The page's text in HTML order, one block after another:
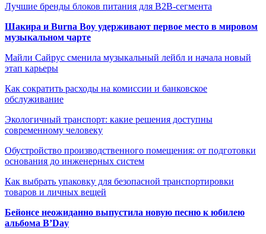
Лучшие бренды блоков питания для B2B-сегмента
Шакира и Burna Boy удерживают первое место в мировом
музыкальном чарте
Майли Сайрус сменила музыкальный лейбл и начала новый
этап карьеры
Как сократить расходы на комиссии и банковское
обслуживание
Экологичный транспорт: какие решения доступны
современному человеку
Обустройство производственного помещения: от подготовки
основания до инженерных систем
Как выбрать упаковку для безопасной транспортировки
товаров и личных вещей
Бейонсе неожиданно выпустила новую песню к юбилею
альбома B’Day